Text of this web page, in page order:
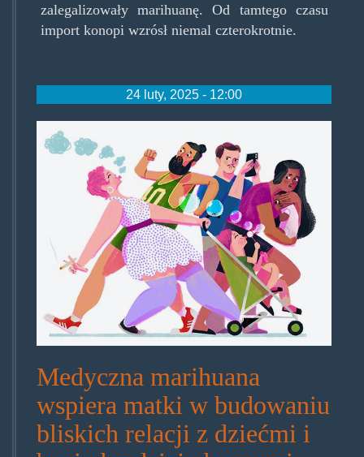
zalegalizowały marihuanę. Od tamtego czasu
import konopi wzrósł niemal czterokrotnie.
24 luty, 2025 - 12:00
parentscannause.jpg
Medyczna marihuana
wspiera matki w budowaniu
bliskich relacji z dziećmi i